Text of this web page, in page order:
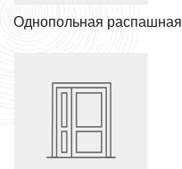
Однопольная распашная